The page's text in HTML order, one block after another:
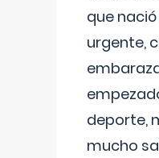
que
urgente,
deporte,
mucho